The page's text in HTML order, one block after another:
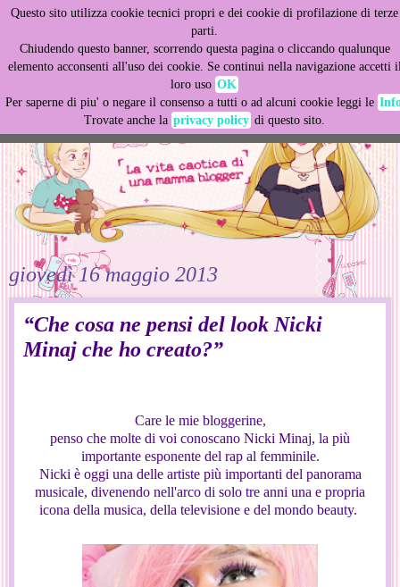
Questo sito utilizza cookie tecnici propri e dei cookie di profilazione di terze
parti.
Chiudendo questo banner, scorrendo questa pagina o cliccando qualunque
elemento acconsenti all'uso dei cookie. Se continui nella navigazione accetti
loro uso OK
Per saperne di piu' o negare il consenso a tutti o ad alcuni cookie leggi le
Trovate anche la privacy policy di questo sito.
giovedì 16 maggio 2013
“Che cosa ne pensi del look Nicki
Minaj che ho creato?”
Care le mie bloggerine,
penso che molte di voi conoscano Nicki Minaj, la più
importante esponente del rap al femminile.
Nicki è oggi una delle artiste più importanti del panorama
musicale, divenendo nell'arco di solo tre anni una e propria
icona della musica, della televisione e del mondo beauty.
This site uses cookies from Google to deliver its services
and to analyze traffic. Your IP address and user-agent are
shared with Google along with performance and security
metrics to ensure quality of service, generate usage
statistics, and to detect and address abuse.
LEARN MORE GOT IT